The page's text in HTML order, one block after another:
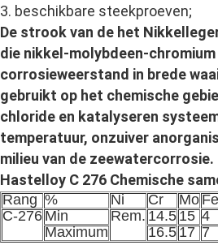
3. beschikbare steekproeven;
De strook van de het
die nikkel-molybdeen-
corrosieweerstand in brede
gebruikt op het chemische
chloride en katalyseren
temperatuur, onzuiver
milieu van de zeewatercorrosie.
Hastelloy C 276 Chemische
Rang % Ni Cr Mo Fe
C-276 Min Rem. 14.5 15 4
Maximum
16.5 17 7